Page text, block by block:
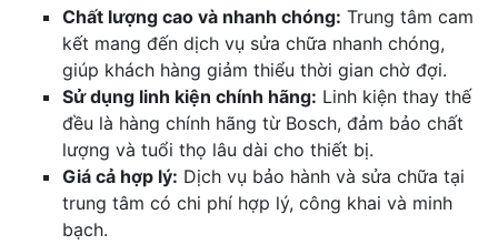
Chất lượng cao và nhanh chóng: Trung tâm cam
kết mang đến dịch vụ sửa chữa nhanh chóng,
giúp khách hàng giảm thiểu thời gian chờ đợi.
Sử dụng linh kiện chính hãng: Linh kiện thay thế
đều là hàng chính hãng từ Bosch, đảm bảo chất
lượng và tuổi thọ lâu dài cho thiết bị.
Giá cả hợp lý: Dịch vụ bảo hành và sửa chữa tại
trung tâm có chi phí hợp lý, công khai và minh
bạch.